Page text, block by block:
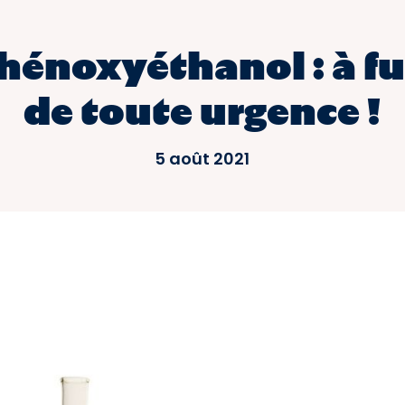
: à
de toute urgence !
5 août 2021